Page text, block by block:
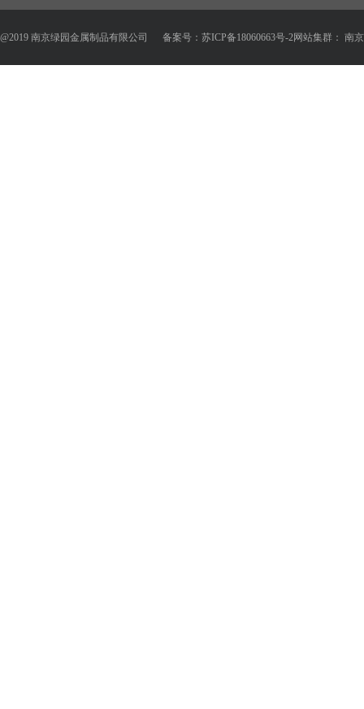
@2019 南京绿园金属制品有限公司 备案号： 苏ICP备18060663号-2网站集群： 南